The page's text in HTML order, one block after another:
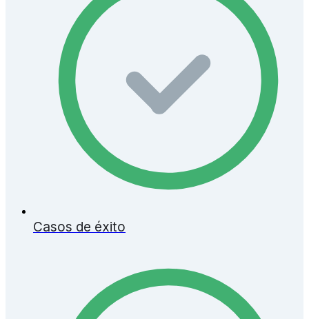
Casos de éxito